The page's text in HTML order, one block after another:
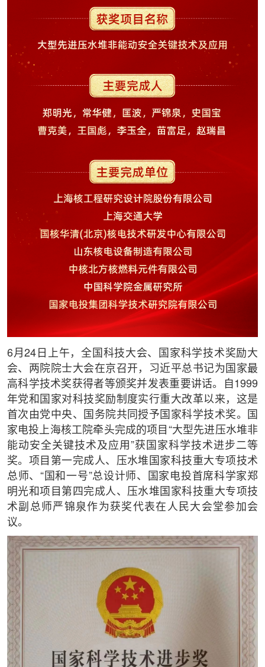
6月24日上午，全国科技大会、国家科学技术奖励大
会、两院院士大会在京召开，习近平总书记为国家最
高科学技术奖获得者等颁奖并发表重要讲话。自1999
年党和国家对科技奖励制度实行重大改革以来，这是
首次由党中央、国务院共同授予国家科学技术奖。国
家电投上海核工院牵头完成的项目“大型先进压水堆非
能动安全关键技术及应用”获国家科学技术进步二等
奖。项目第一完成人、压水堆国家科技重大专项技术
总师、“国和一号”总设计师、国家电投首席科学家郑
明光和项目第四完成人、压水堆国家科技重大专项技
术副总师严锦泉作为获奖代表在人民大会堂参加会
议。